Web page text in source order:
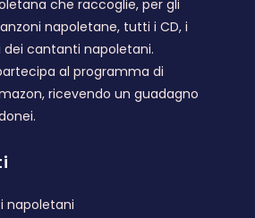
che raccoglie, per gli
napoletane, tutti i CD, i
dei cantanti napoletani.
al programma di
ricevendo un guadagno
napoletani